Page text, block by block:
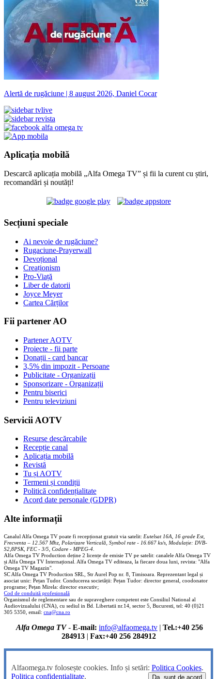
Alertă de rugăciune | 8 august 2026, Daniel Cocar
Aplicația mobilă
Descarcă aplicația mobilă „Alfa Omega TV” și fii la curent cu știri,
recomandări și noutăți!
Secțiuni speciale
Ai nevoie de rugăciune?
Rugaciune-Prayerwall
Devoțional
Creaționism
Pro-Viață
Liber de datorii
Joyce Meyer
Cartea Cărților
Fii partener AO
Partener AOTV
Proiecte - fii parte
Donații - card bancar
3,5% din impozit - Persoane
Publicitate - Organizații
Sponsorizare - Organizații
Pentru biserici
Pentru televiziuni
Servicii AOTV
Resurse descărcabile
Recepție canal
Aplicația mobilă
Revistă
Tu și AOTV
Termeni și condiții
Politică confidențialitate
Acord date personale (GDPR)
Alte informații
Canalul Alfa Omega TV poate fi recepționat gratuit via satelit: Eutelsat 16A, 16 grade Est,
Frecventa – 12.567 Mhz, Polarizare Verticală, Symbol rate - 16.667 ks/s, Modulație: DVB-
S2,8PSK, FEC - 3/5, Codare - MPEG-4
Alfa Omega TV Production deține 2 licențe de emisie TV pe satelit: canalele Alfa Omega TV
și Alfa Omega TV Internațional. Alfa Omega TV editeaza, la fiecare doua luni, revista: "Alfa
Omega TV Magazin".
SC Alfa Omega TV Production SRL, Str Aurel Pop nr. 8, Timisoara. Reprezentant legal și
asociat unic: Pețan Tudor. Conducerea societății: Pețan Tudor: director general, coodonator
programe; Pețan Mirela: director executiv;
Cod de conduită profesională
Organismul de reglementare sau de supraveghere competent este Consiliul National al
Audiovizualului (CNA), cu sediul in Bd. Libertatii nr.14, sector 5, Bucuresti, tel: 40 (0)21
305 5350, email: cna@cna.ro
Alfa Omega TV- E-mail: info@alfaomega.tv | Tel.:+40 256
284913| Fax:+40 256 284912
Alfaomega.tv folosește cookies. Info și setări: Politica Cookies.
Politica confidențialitate. Da, sunt de acord